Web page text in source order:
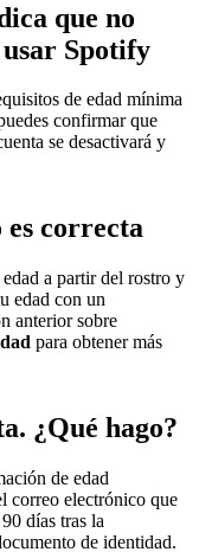
que no
Spotify
de edad mínima
confirmar que
se desactivará y
correcta
a partir del rostro y
edad con un
anterior sobre
para obtener más
¿Qué hago?
de edad
correo electrónico que
días tras la
de identidad.